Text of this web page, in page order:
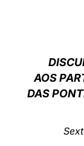
AOS
DAS